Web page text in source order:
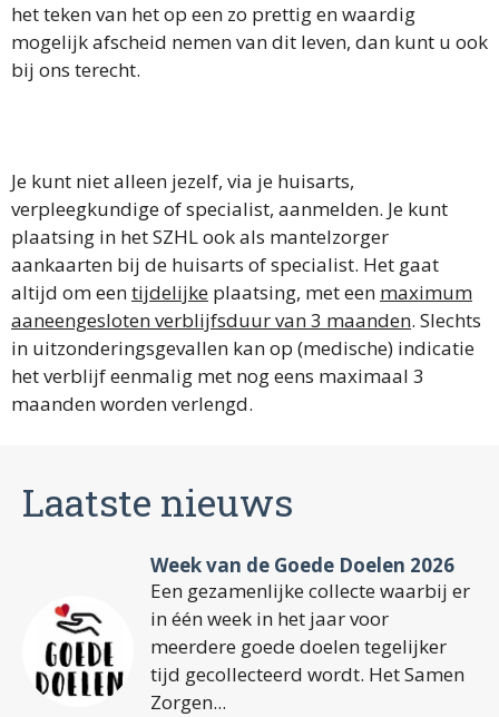
het teken van het op een zo prettig en waardig
mogelijk afscheid nemen van dit leven, dan kunt u ook
bij ons terecht.
Je kunt niet alleen jezelf, via je huisarts,
verpleegkundige of specialist, aanmelden. Je kunt
plaatsing in het SZHL ook als mantelzorger
aankaarten bij de huisarts of specialist. Het gaat
altijd om eentijdelijke plaatsing, met een maximum
aaneengesloten verblijfsduur van 3 maanden. Slechts
in uitzonderingsgevallen kan op (medische) indicatie
het verblijf eenmalig met nog eens maximaal 3
maanden worden verlengd.
Laatste nieuws
Week van de Goede Doelen 2026
Een gezamenlijke collecte waarbij er
in één week in het jaar voor
meerdere goede doelen tegelijker
tijd gecollecteerd wordt. Het Samen
Zorgen...